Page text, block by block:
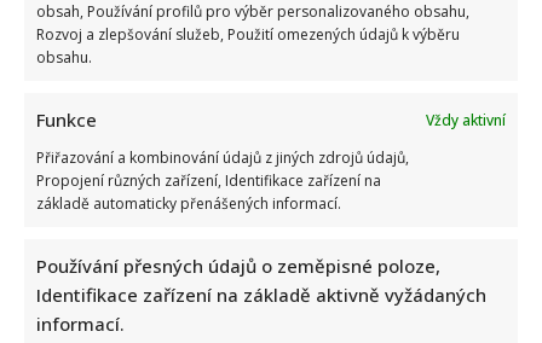
obsah, Používání profilů pro výběr personalizovaného obsahu,
Rozvoj a zlepšování služeb, Použití omezených údajů k výběru
obsahu.
Funkce
Vždy aktivní
Přiřazování a kombinování údajů z jiných zdrojů údajů,
Propojení různých zařízení, Identifikace zařízení na
základě automaticky přenášených informací.
Používání přesných údajů o zeměpisné poloze,
Identifikace zařízení na základě aktivně vyžádaných
informací.